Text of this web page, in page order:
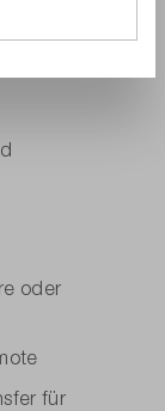
Sie
oder
für